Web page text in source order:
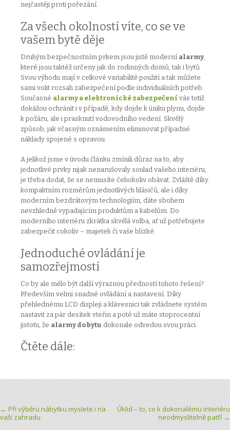
nejčastěji proti pořezání.
Za všech okolností víte, co se ve
vašem bytě děje
Druhým bezpečnostním prkem jsou jistě moderní alarmy
které jsou taktéž určeny jak do rodinných domů, tak i bytů.
Svou výhodu mají v celkové variabilitě použití a tak můžete
sami volit rozsah zabezpečení podle individuálních potřeb.
Současné alarmy a elektronické zabezpečení vás totiž
dokážou ochránit i v případě, kdy dojde k úniku plynu, dojde
k požáru, ale i prasknutí vodovodního vedení. Skvělý
způsob, jak včasným oznámením eliminovat případné
náklady spojené s opravou.
A jelikož jsme v úvodu článku zmínili důraz na to, aby
jednotlivé prvky nijak nenarušovaly soulad vašeho interiéru,
je třeba dodat, že se nemusíte čehokoliv obávat. Zvláště díky
kompaktním rozměrům jednotlivých hlásičů, ale i díky
moderním bezdrátovým technologiím, dáte sbohem
nevzhledně vypadajícím produktům a kabelům. Do
moderního interiéru zkrátka skvělá volba, ať už potřebujete
zabezpečit cokoliv – majetek či vaše blízké.
Jednoduché ovládání je
samozřejmostí
Co by ale mělo být další výraznou předností tohoto řešení?
Především velmi snadné ovládání a nastavení. Díky
přehlednému LCD displeji a klávesnici tak zvládnete systém
nastavit za pár desítek vteřin a poté už máte stoprocentní
jistotu, že alarmy do bytu dokonale odvedou svou práci.
Čtěte dále:
Post navigation
← Při výběru nábytku myslete i na
vaši zahradu
Úklid – to, co k dokonalému interiéru
neodmyslitelně patří →